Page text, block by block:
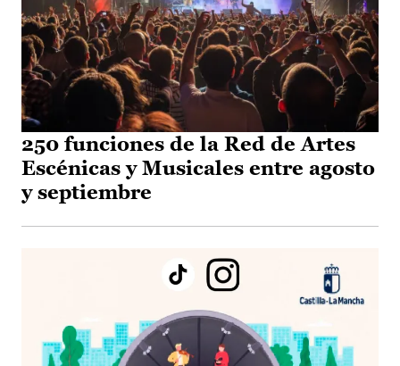
250 funciones de la Red de Artes
Escénicas y Musicales entre agosto
y septiembre